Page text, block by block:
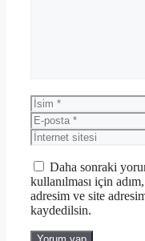
İsim
E-
posta
İnternet
sitesi
Daha sonraki
kullanılması için
adresim ve site
kaydedilsin.